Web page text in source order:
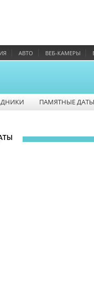
АВТО ВЕБ-КАМЕРЫ
ПАМЯТНЫЕ ДАТЫ